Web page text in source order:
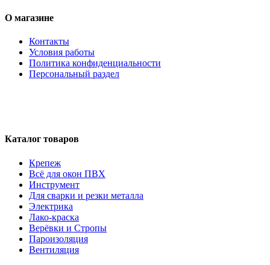
О магазине
Контакты
Условия работы
Политика конфиденциальности
Персональный раздел
Каталог товаров
Крепеж
Всё для окон ПВХ
Инструмент
Для сварки и резки металла
Электрика
Лако-краска
Верёвки и Стропы
Пароизоляция
Вентиляция